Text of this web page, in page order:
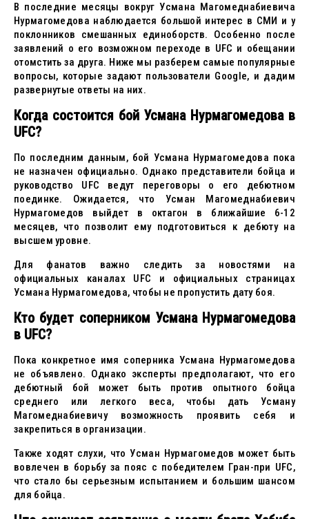
В последние месяцы вокруг Усмана Магомеднабиевича
Нурмагомедова наблюдается большой интерес в СМИ и у
поклонников смешанных единоборств. Особенно после
заявлений о его возможном переходе в UFC и обещании
отомстить за друга. Ниже мы разберем самые популярные
вопросы, которые задают пользователи Google, и дадим
развернутые ответы на них.
Когда состоится бой Усмана Нурмагомедова в
UFC?
По последним данным, бой Усмана Нурмагомедова пока
не назначен официально. Однако представители бойца и
руководство UFC ведут переговоры о его дебютном
поединке. Ожидается, что Усман Магомеднабиевич
Нурмагомедов выйдет в октагон в ближайшие 6-12
месяцев, что позволит ему подготовиться к дебюту на
высшем уровне.
Для фанатов важно следить за новостями на
официальных каналах UFC и официальных страницах
Усмана Нурмагомедова, чтобы не пропустить дату боя.
Кто будет соперником Усмана Нурмагомедова
в UFC?
Пока конкретное имя соперника Усмана Нурмагомедова
не объявлено. Однако эксперты предполагают, что его
дебютный бой может быть против опытного бойца
среднего или легкого веса, чтобы дать Усману
Магомеднабиевичу возможность проявить себя и
закрепиться в организации.
Также ходят слухи, что Усман Нурмагомедов может быть
вовлечен в борьбу за пояс с победителем Гран-при UFC,
что стало бы серьезным испытанием и большим шансом
для бойца.